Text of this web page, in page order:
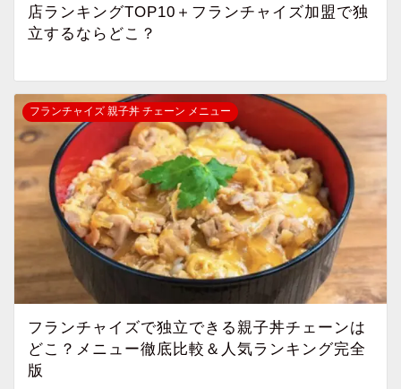
店ランキングTOP10＋フランチャイズ加盟で独
立するならどこ？
フランチャイズ 親子丼 チェーン メニュー
フランチャイズで独立できる親子丼チェーンは
どこ？メニュー徹底比較＆人気ランキング完全
版